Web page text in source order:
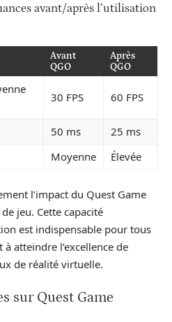
avant/après l’utilisation
Avant
QGO
Après
QGO
30 FPS 60 FPS
50 ms
25 ms
Moyenne Élevée
l’impact du Quest Game
jeu. Cette capacité
est indispensable pour tous
atteindre l’excellence de
de réalité virtuelle.
sur Quest Game